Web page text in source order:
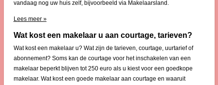
vandaag nog uw huis zelf, bijvoorbeeld via Makelaarsland.
Lees meer »
Wat kost een makelaar u aan courtage, tarieven?
Wat kost een makelaar u? Wat zijn de tarieven, courtage, uurtarief of
abonnement? Soms kan de courtage voor het inschakelen van een
makelaar beperkt blijven tot 250 euro als u kiest voor een goedkope
makelaar. Wat kost een goede makelaar aan courtage en waaruit